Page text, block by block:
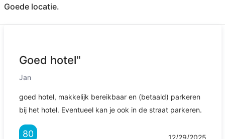
Goede locatie.
Goed hotel"
Jan
goed hotel, makkelijk bereikbaar en (betaald) parkeren
bij het hotel. Eventueel kan je ook in de straat parkeren.
80 12/29/2025